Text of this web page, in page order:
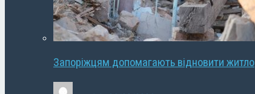
Запоріжцям допомагають відновити житло